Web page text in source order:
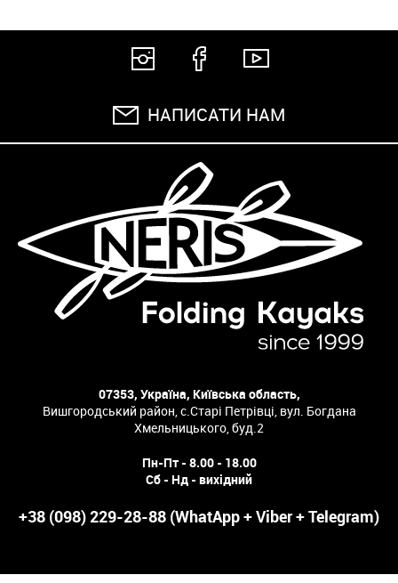
НАПИСАТИ НАМ
07353, Україна, Київська область,
Вишгородський район, с.Старі Петрівці, вул. Богдана
Хмельницького, буд.2
Пн-Пт - 8.00 - 18.00
Сб - Нд - вихідний
+38 (098) 229-28-88 (WhatApp + Viber + Telegram)